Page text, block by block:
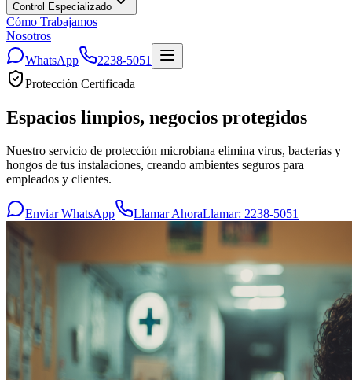
Control Especializado
Cómo Trabajamos
Nosotros
WhatsApp
2238-5051
Protección Certificada
Espacios limpios, negocios protegidos
Nuestro servicio de protección microbiana elimina virus, bacterias y
hongos de tus instalaciones, creando ambientes seguros para
empleados y clientes.
Enviar WhatsApp Llamar AhoraLlamar: 2238-5051